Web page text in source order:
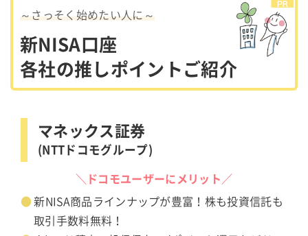
～さっそく始めたい人に～
新NISA口座
各社の推しポイントご紹介
マネックス証券
(NTTドコモグループ)
＼ドコモユーザーにメリット／
新NISA商品ラインナップが豊富！株も投資信託も
取引手数料無料！